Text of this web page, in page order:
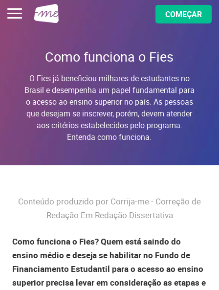
COMEÇAR
Como funciona o Fies
O Fies já beneficiou milhares de estudantes no
Brasil e desempenha um papel fundamental para
o acesso ao ensino superior no país. As pessoas
que desejam se inscrever, porém, devem atender
aos critérios estabelecidos pelo programa.
Entenda como funciona.
Conteúdo produzido por Corrija-me - Correção de
Redação Em Redação Dissertativa
Como funciona o Fies? Quem está saindo do
ensino médio e deseja se habilitar no Fundo de
Financiamento Estudantil para o acesso ao ensino
superior precisa levar em consideração as etapas e